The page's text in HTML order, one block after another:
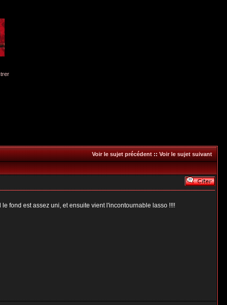
Voir le sujet précédent::Voir le sujet suivant
fond est assez uni, et ensuite vient l'incontournable lasso !!!!